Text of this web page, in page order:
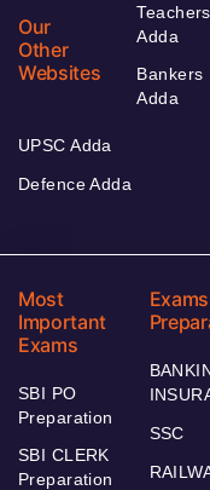
Our
Other
Websites
Teachers
Adda
Bankers
Adda
UPSC Adda
Defence Adda
Most
Important
Exams
SBI PO
Preparation
SBI CLERK
Preparation
Exams
SSC